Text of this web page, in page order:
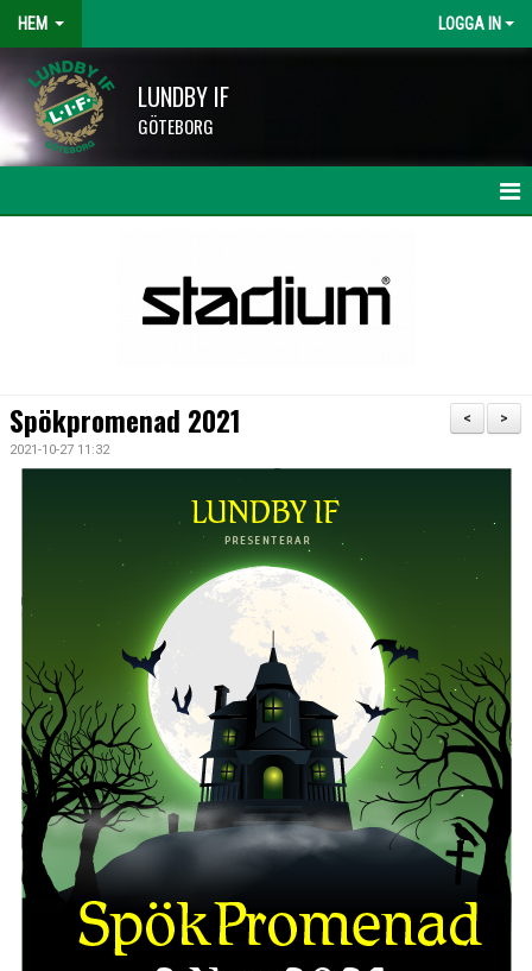
HEM LOGGA IN
LUNDBY IF
GÖTEBORG
HISINGSCUPEN
FÖRENINGSAKTIVITETER
OM KLUBBEN
SAMARBETSPARTNERS
KONTAKT
>
<
Spökpromenad 2021
2021-10-27 11:32